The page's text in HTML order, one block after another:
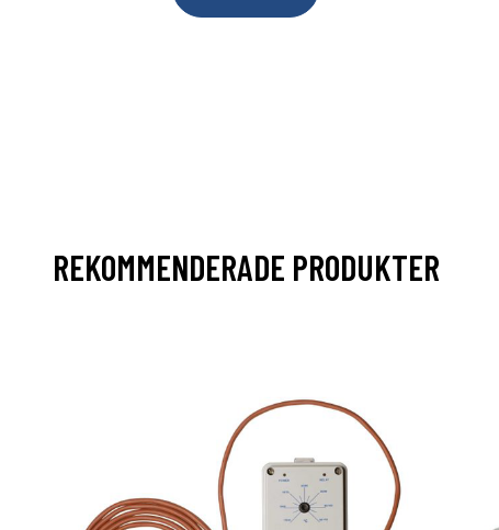
REKOMMENDERADE PRODUKTER